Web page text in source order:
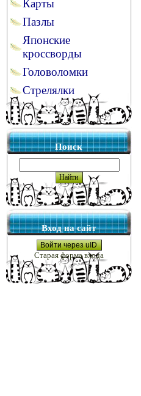
Карты
Пазлы
Японские
кроссворды
Головоломки
Стрелялки
Поиск
Вход на сайт
Войти через uID
Старая форма входа